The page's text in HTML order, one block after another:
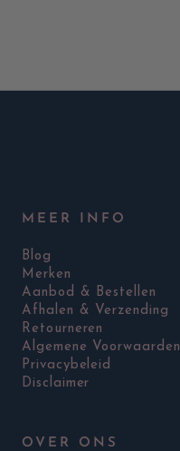
MEER INFO
Blog
Merken
Aanbod & Bestellen
Afhalen & Verzending
Retourneren
Algemene Voorwaarden
Privacybeleid
Disclaimer
OVER ONS